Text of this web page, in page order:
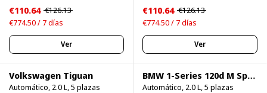
€110.64 €126.13
€774.50 / 7 días
Ver
€110.64 €126.13
€774.50 / 7 días
Ver
Volkswagen Tiguan
Automático, 2.0 L, 5 plazas
BMW 1-Series 120d M Sport Pro
Automático, 2.0 L, 5 plazas